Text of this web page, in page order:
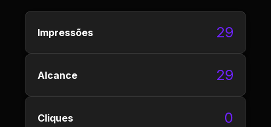
Impressões 29
Alcance 29
Cliques 0